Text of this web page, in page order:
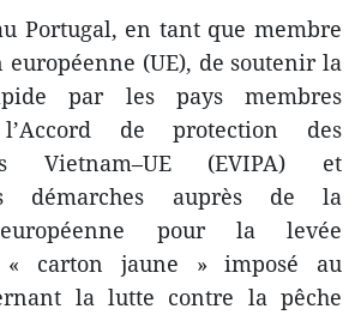
Portugal, en tant que membre
européenne (UE), de soutenir la
par les pays membres
de protection des
Vietnam–UE (EVIPA) et
démarches auprès de la
européenne pour la levée
« carton jaune » imposé au
la lutte contre la pêche